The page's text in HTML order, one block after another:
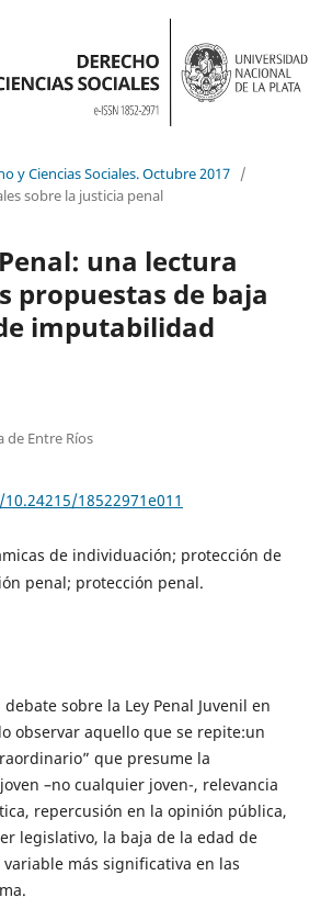
y Ciencias Sociales. Octubre 2017 /
sobre la justicia penal
una lectura
propuestas de baja
imputabilidad
Entre Ríos
18522971e011
de individuación; protección de
penal; protección penal.
sobre la Ley Penal Juvenil en
observar aquello que se repite:un
que presume la
–no cualquier joven-, relevancia
repercusión en la opinión pública,
legislativo, la baja de la edad de
más significativa en las